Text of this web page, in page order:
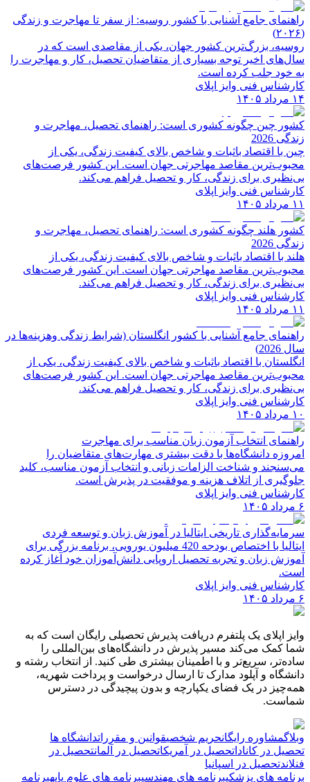
راهنمای جامع آشنایی با کشور روسیه: از سفر تا مهاجرت و زندگی
(۲۰۲۶)
روسیه، بزرگ‌ترین کشور جهان، یکی از مقاصدی است که در
سال‌های اخیر توجه بسیاری از متقاضیان تحصیل، کار و مهاجرت را
به خود جلب کرده است.
کارشناس فنی وایز اپلای
۱۴ مرداد ۱۴۰۵
کشور چین چگونه کشوری است: راهنمای تحصیل، مهاجرت و
زندگی 2026
چین با اقتصاد باثبات و شاخص‌ بالای کیفیت زندگی، یکی از
محبوب‌ترین مقاصد مهاجرتی جهان است. این کشور فرصت‌های
بی‌نظیری برای زندگی، کار و تحصیل فراهم می‌کند.
کارشناس فنی وایز اپلای
۱۱ مرداد ۱۴۰۵
کشور هلند چگونه کشوری است: راهنمای تحصیل، مهاجرت و
زندگی 2026
هلند با اقتصاد باثبات و شاخص‌ بالای کیفیت زندگی، یکی از
محبوب‌ترین مقاصد مهاجرتی جهان است. این کشور فرصت‌های
بی‌نظیری برای زندگی، کار و تحصیل فراهم می‌کند.
کارشناس فنی وایز اپلای
۱۱ مرداد ۱۴۰۵
راهنمای جامع آشنایی با کشور انگلستان (شرایط زندگی وهزینه‌ها در
سال 2026)
انگلستان با اقتصاد باثبات و شاخص‌ بالای کیفیت زندگی، یکی از
محبوب‌ترین مقاصد مهاجرتی جهان است. این کشور فرصت‌های
بی‌نظیری برای زندگی، کار و تحصیل فراهم می‌کند.
کارشناس فنی وایز اپلای
۱۰ مرداد ۱۴۰۵
راهنمای انتخاب آزمون زبان مناسب برای مهاجرت
امروزه دانشگاه‌ها با دقت بیشتری مهارت‌های متقاضیان را
می‌سنجند و شناخت الزامات زبانی و انتخاب آزمون مناسب، کلید
جلوگیری از اتلاف هزینه و موفقیت در پذیرش است.
کارشناس فنی وایز اپلای
۶ مرداد ۱۴۰۵
سرمایه‌گذاری تاریخی ایتالیا در آموزش زبان و توسعه فردی
ایتالیا با اختصاص بودجه 420 میلیون یورویی، برنامه بزرگی برای
آموزش زبان و تجربه تحصیل اروپایی دانش‌آموزان خود آغاز کرده
است.
کارشناس فنی وایز اپلای
۶ مرداد ۱۴۰۵
وایز اپلای یک پلتفرم دریافت پذیرش تحصیلی رایگان است که به
شما کمک می‌کند مسیر پذیرش در دانشگاه‌های بین‌المللی را
ساده‌تر، سریع‌تر و با اطمینان بیشتری طی کنید. از انتخاب رشته و
دانشگاه و آپلود مدارک تا ارسال درخواست و پرداخت شهریه،
همه‌چیز در یک فضای یکپارچه و بدون پیچیدگی در دسترس
شماست.
وبلاگمشاوره رایگانحریم شخصیقوانین و مقرراتدانشگاه ها
تحصیل در کانادا تحصیل در آمریکاتحصیل در آلمانتحصیل در
فنلاندتحصیل در اسپانیا
برنامه های پزشکیبرنامه های مهندسیبرنامه های علوم پایهبرنامه